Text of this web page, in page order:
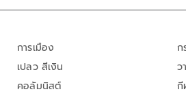
การเมือง
เปลว สีเงิน
คอลัมนิสต์
ว
กี